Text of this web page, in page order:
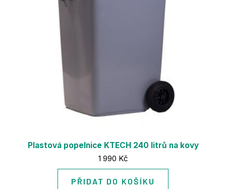
Plastová popelnice KTECH 240 litrů na kovy
Cena:
1 990 Kč
PŘIDAT DO KOŠÍKU